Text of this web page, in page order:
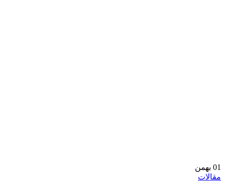
01 بهمن
مقالات